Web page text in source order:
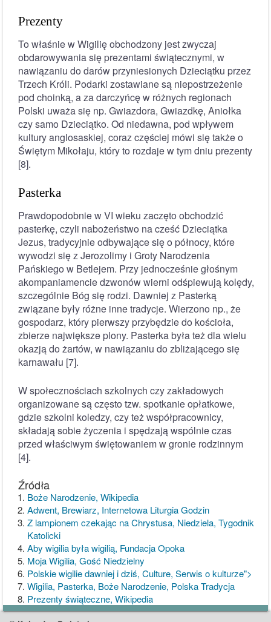
Prezenty
To właśnie w Wigilię obchodzony jest zwyczaj
obdarowywania się prezentami świątecznymi, w
nawiązaniu do darów przyniesionych Dzieciątku przez
Trzech Króli. Podarki zostawiane są niepostrzeżenie
pod choinką, a za darczyńcę w różnych regionach
Polski uważa się np. Gwiazdora, Gwiazdkę, Aniołka
czy samo Dzieciątko. Od niedawna, pod wpływem
kultury anglosaskiej, coraz częściej mówi się także o
Świętym Mikołaju, który to rozdaje w tym dniu prezenty
[8].
Pasterka
Prawdopodobnie w VI wieku zaczęto obchodzić
pasterkę, czyli nabożeństwo na cześć Dzieciątka
Jezus, tradycyjnie odbywające się o północy, które
wywodzi się z Jerozolimy i Groty Narodzenia
Pańskiego w Betlejem. Przy jednocześnie głośnym
akompaniamencie dzwonów wierni odśpiewują kolędy,
szczególnie Bóg się rodzi. Dawniej z Pasterką
związane były różne inne tradycje. Wierzono np., że
gospodarz, który pierwszy przybędzie do kościoła,
zbierze największe plony. Pasterka była też dla wielu
okazją do żartów, w nawiązaniu do zbliżającego się
karnawału [7].
W społecznościach szkolnych czy zakładowych
organizowane są często tzw. spotkanie opłatkowe,
gdzie szkolni koledzy, czy też współpracownicy,
składają sobie życzenia i spędzają wspólnie czas
przed właściwym świętowaniem w gronie rodzinnym
[4].
Źródła
Boże Narodzenie, Wikipedia
Adwent, Brewiarz, Internetowa Liturgia Godzin
Z lampionem czekając na Chrystusa, Niedziela, Tygodnik
Katolicki
Aby wigilia była wigilią, Fundacja Opoka
Moja Wigilia, Gość Niedzielny
Polskie wigilie dawniej i dziś, Culture, Serwis o kulturze">
Wigilia, Pasterka, Boże Narodzenie, Polska Tradycja
Prezenty świąteczne, Wikipedia